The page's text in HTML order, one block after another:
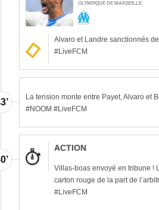
OLYMPIQUE DE MARSEILLE
Alvaro et Landre sanctionnés
#LiveFCM
La tension monte entre Payet, Alvaro et
#NOOM #LiveFCM
ACTION
Villas-boas envoyé en tribune !
carton rouge de la part de
#LiveFCM